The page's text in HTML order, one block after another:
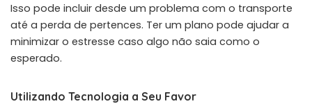
Isso pode incluir desde um problema com o transporte
até a perda de pertences. Ter um plano pode ajudar a
minimizar o estresse caso algo não saia como o
esperado.
Utilizando Tecnologia a Seu Favor